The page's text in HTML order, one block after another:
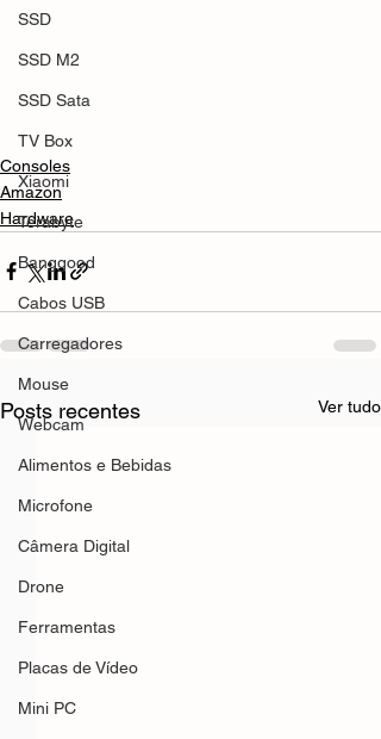
SSD
SSD M2
SSD Sata
TV Box
Xiaomi
Terabyte
Banggood
Cabos USB
Carregadores
Mouse
Webcam
Alimentos e Bebidas
Microfone
Câmera Digital
Drone
Ferramentas
Placas de Vídeo
Mini PC
Consoles
Amazon
Hardware
Posts recentes Ver tudo